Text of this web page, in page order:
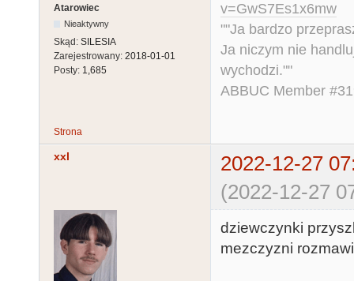
Atarowiec
Nieaktywny
Skąd: SILESIA
Zarejestrowany: 2018-01-01
Posty: 1,685
v=GwS7Es1x6mw
""Ja bardzo
Ja niczym nie
wychodzi.""
ABBUC Member
Strona
xxl
2022-12-27
(2022-12-27
dziewczynki
mezczyzni